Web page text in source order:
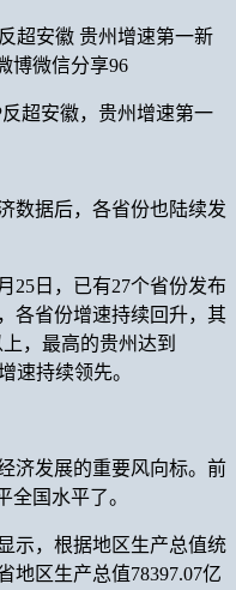
安徽 贵州增速第一新
博微信分享96
超安徽，贵州增速第一
据后，各省份也陆续发
日，已有27个省份发布
各省份增速持续回升，其
，最高的贵州达到
速持续领先。
发展的重要风向标。前
全国水平了。
，根据地区生产总值统
地区生产总值78397.07亿